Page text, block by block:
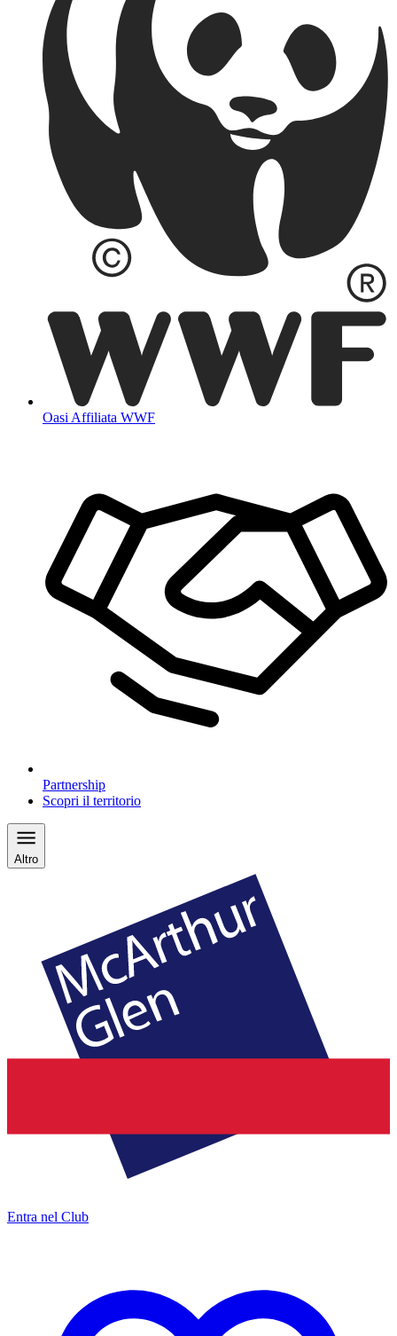
Oasi Affiliata WWF
Partnership
Scopri il territorio
Altro
Entra nel Club